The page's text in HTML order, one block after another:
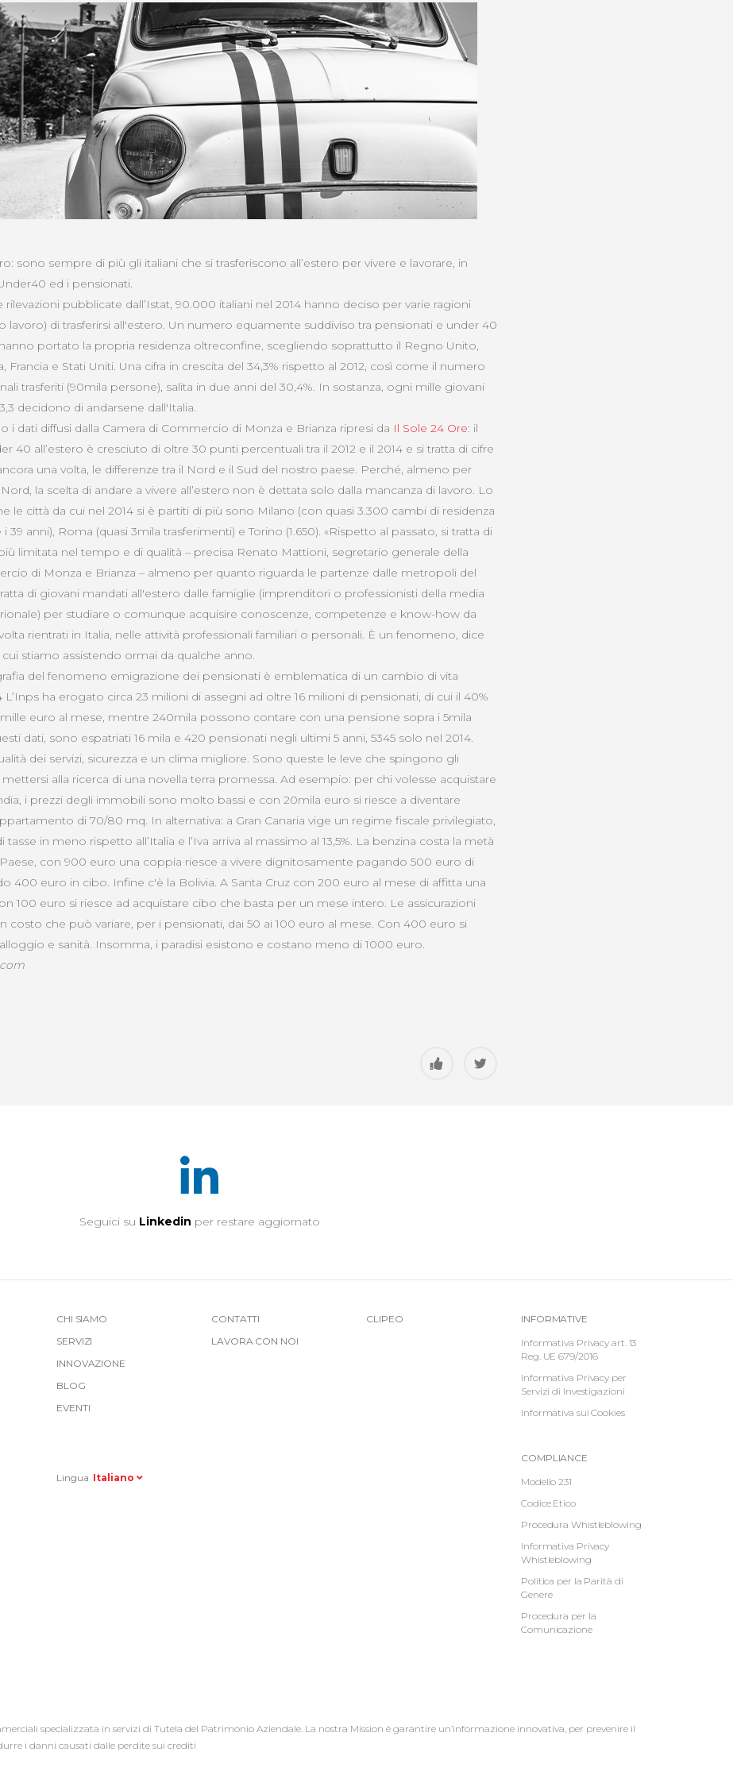
sono sempre di più gli italiani che si trasferiscono all’estero per vivere e lavorare, in
ed i pensionati.
pubblicate dall’Istat, 90.000 italiani nel 2014 hanno deciso per varie ragioni
lavoro) di trasferirsi all'estero. Un numero equamente suddiviso tra pensionati e under 40
portato la propria residenza oltreconfine, scegliendo soprattutto il Regno Unito,
Francia e Stati Uniti. Una cifra in crescita del 34,3% rispetto al 2012, così come il numero
trasferiti (90mila persone), salita in due anni del 30,4%. In sostanza, ogni mille giovani
decidono di andarsene dall'Italia.
i dati diffusi dalla Camera di Commercio di Monza e Brianza ripresi da Il Sole 24 Ore: il
40 all’estero è cresciuto di oltre 30 punti percentuali tra il 2012 e il 2014 e si tratta di cifre
una volta, le differenze tra il Nord e il Sud del nostro paese. Perché, almeno per
la scelta di andare a vivere all’estero non è dettata solo dalla mancanza di lavoro. Lo
le città da cui nel 2014 si è partiti di più sono Milano (con quasi 3.300 cambi di residenza
i 39 anni), Roma (quasi 3mila trasferimenti) e Torino (1.650). «Rispetto al passato, si tratta di
limitata nel tempo e di qualità – precisa Renato Mattioni, segretario generale della
di Monza e Brianza – almeno per quanto riguarda le partenze dalle metropoli del
di giovani mandati all'estero dalle famiglie (imprenditori o professionisti della media
per studiare o comunque acquisire conoscenze, competenze e know-how da
rientrati in Italia, nelle attività professionali familiari o personali. È un fenomeno, dice
stiamo assistendo ormai da qualche anno.
del fenomeno emigrazione dei pensionati è emblematica di un cambio di vita
L’Inps ha erogato circa 23 milioni di assegni ad oltre 16 milioni di pensionati, di cui il 40%
euro al mese, mentre 240mila possono contare con una pensione sopra i 5mila
dati, sono espatriati 16 mila e 420 pensionati negli ultimi 5 anni, 5345 solo nel 2014.
dei servizi, sicurezza e un clima migliore. Sono queste le leve che spingono gli
mettersi alla ricerca di una novella terra promessa. Ad esempio: per chi volesse acquistare
i prezzi degli immobili sono molto bassi e con 20mila euro si riesce a diventare
di 70/80 mq. In alternativa: a Gran Canaria vige un regime fiscale privilegiato,
tasse in meno rispetto all’Italia e l’Iva arriva al massimo al 13,5%. La benzina costa la metà
con 900 euro una coppia riesce a vivere dignitosamente pagando 500 euro di
400 euro in cibo. Infine c'è la Bolivia. A Santa Cruz con 200 euro al mese di affitta una
100 euro si riesce ad acquistare cibo che basta per un mese intero. Le assicurazioni
costo che può variare, per i pensionati, dai 50 ai 100 euro al mese. Con 400 euro si
e sanità. Insomma, i paradisi esistono e costano meno di 1000 euro.
Seguici su Linkedin per restare aggiornato
CHI SIAMO
SERVIZI
INNOVAZIONE
BLOG
EVENTI
More
Link
CONTATTI
LAVORA CON NOI
Top
CLIPEO
Lingua Italiano
Informative
Footer
INFORMATIVE
Informativa Privacy art. 13
Reg. UE 679/2016
Informativa Privacy per
Servizi di Investigazioni
Informativa sui Cookies
Informative
Footer
2
COMPLIANCE
Modello 231
Codice Etico
Procedura Whistleblowing
Informativa Privacy
Whistleblowing
Politica per la Parità di
Genere
Procedura per la
Comunicazione
specializzata in servizi di Tutela del Patrimonio Aziendale. La nostra Mission è garantire un’informazione innovativa, per prevenire il
i danni causati dalle perdite sui crediti